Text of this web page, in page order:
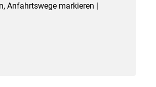
Anfahrtswege markieren |